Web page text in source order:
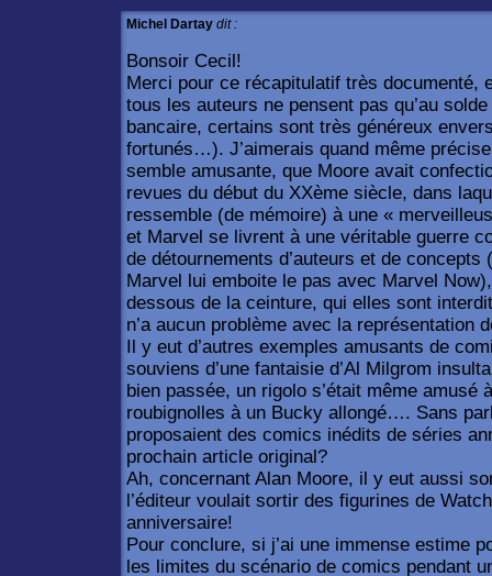
Michel Dartay dit :
Bonsoir Cecil!
Merci pour ce récapitulatif très documenté,
tous les auteurs ne pensent pas qu’au
bancaire, certains sont très généreux
fortunés…). J’aimerais quand même
semble amusante, que Moore avait
revues du début du XXème siècle, dans
ressemble (de mémoire) à une «
et Marvel se livrent à une véritable guerre
de détournements d’auteurs et de
Marvel lui emboite le pas avec Marvel
dessous de la ceinture, qui elles sont
n’a aucun problème avec la représentation
Il y eut d’autres exemples amusants de
souviens d’une fantaisie d’Al Milgrom
bien passée, un rigolo s’était même amusé
roubignolles à un Bucky allongé…. Sans
proposaient des comics inédits de séries
prochain article original?
Ah, concernant Alan Moore, il y eut aussi
l’éditeur voulait sortir des figurines de
anniversaire!
Pour conclure, si j’ai une immense estime
les limites du scénario de comics pendant